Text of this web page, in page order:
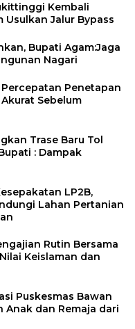
Kembali
Usulkan Jalur Bypass
Bupati Agam:Jaga
Nagari
Penetapan
Sebelum
Trase Baru Tol
: Dampak
LP2B,
Lahan Pertanian
Rutin Bersama
Keislaman dan
Puskesmas Bawan
Anak dan Remaja dari